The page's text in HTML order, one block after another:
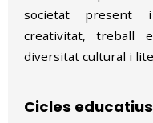
societat present
creativitat, treball
diversitat cultural i
Cicles